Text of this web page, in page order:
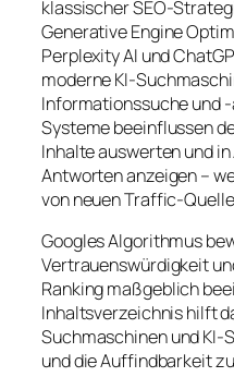
klassischer SEO-
Generative Engine
Perplexity AI und
moderne KI-
Informationssuche und
Systeme beeinflussen
Inhalte auswerten und
Antworten anzeigen –
von neuen Traffic-
Googles Algorithmus
Vertrauenswürdigkeit
Ranking maßgeblich
Inhaltsverzeichnis hilft
Suchmaschinen und KI-
und die Auffindbarkeit